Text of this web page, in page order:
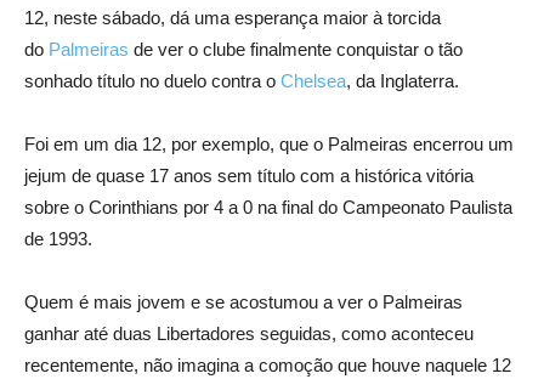
12, neste sábado, dá uma esperança maior à torcida
do Palmeiras de ver o clube finalmente conquistar o tão
sonhado título no duelo contra o Chelsea, da Inglaterra.
Foi em um dia 12, por exemplo, que o Palmeiras encerrou um
jejum de quase 17 anos sem título com a histórica vitória
sobre o Corinthians por 4 a 0 na final do Campeonato Paulista
de 1993.
Quem é mais jovem e se acostumou a ver o Palmeiras
ganhar até duas Libertadores seguidas, como aconteceu
recentemente, não imagina a comoção que houve naquele 12